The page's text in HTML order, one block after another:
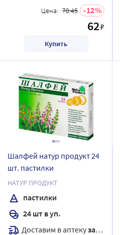
Цена: 70.45 12
62₽
Купить
Шалфей натур продукт 24
шт. пастилки
НАТУР ПРОДУКТ
пастилки
24 шт в уп.
Доставим в аптекузавтра